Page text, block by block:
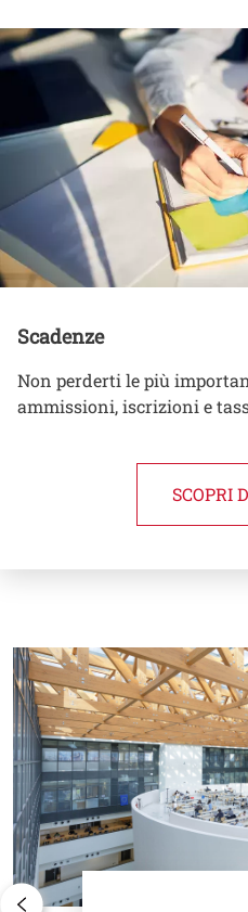
Scadenze
Non perderti le più
ammissioni, iscrizioni e
SCOPRI
Image